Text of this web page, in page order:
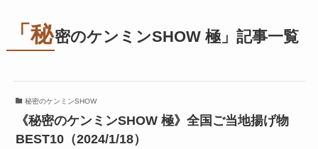
「秘密のケンミンSHOW 極」記事一覧
秘密のケンミンSHOW
《秘密のケンミンSHOW 極》全国ご当地揚げ物
BEST10（2024/1/18）